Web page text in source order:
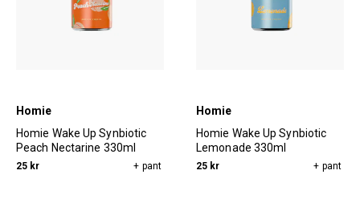
Homie
Homie Wake Up Synbiotic
Peach Nectarine 330ml
25 kr + pant
Homie
Homie Wake Up Synbiotic
Lemonade 330ml
25 kr + pant